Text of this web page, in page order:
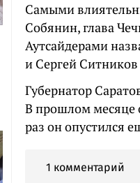
Самыми
Собянин, глава
Аутсайдерами
и Сергей Ситников
Губернатор
В прошлом месяце
раз он опустился
1 комментарий